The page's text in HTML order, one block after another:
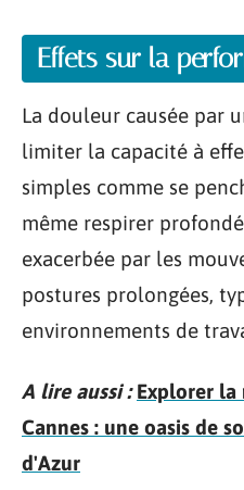
Effets sur la
La douleur causée par
limiter la capacité à
simples comme se
même respirer
exacerbée par les
postures prolongées,
environnements de
A lire aussi : Explorer la
Cannes : une oasis de
d'Azur